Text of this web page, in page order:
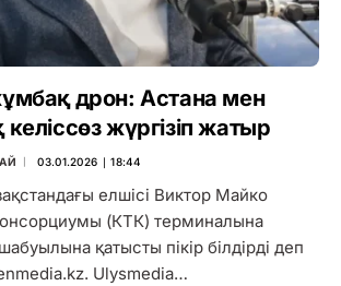
дрон: Астана мен
жүргізіп жатыр
03.01.2026 ∣ 18:44
елшісі Виктор Майко
(КТК) терминалына
қатысты пікір білдірді деп
Ulysmedia…